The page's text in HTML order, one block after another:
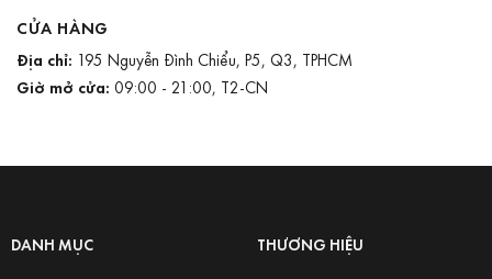
CỬA HÀNG
Địa chỉ: 195 Nguyễn Đình Chiểu, P5, Q3, TPHCM
Giờ mở cửa: 09:00 - 21:00, T2-CN
DANH MỤC THƯƠNG HIỆU